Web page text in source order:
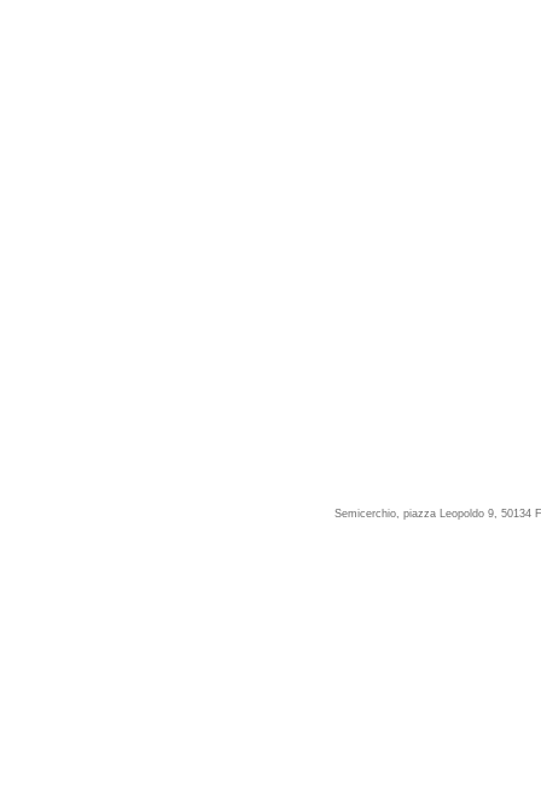
Semicerchio, piazza Leopoldo 9, 50134